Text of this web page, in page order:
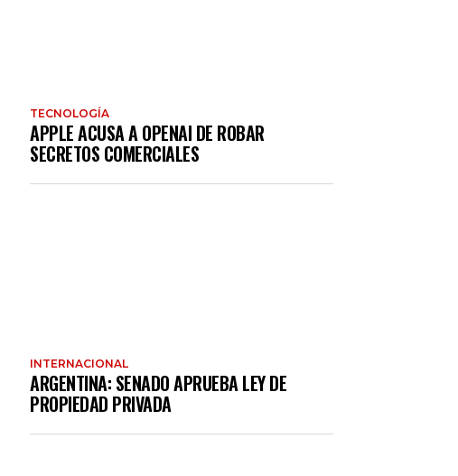
TECNOLOGÍA
APPLE ACUSA A OPENAI DE ROBAR
SECRETOS COMERCIALES
INTERNACIONAL
ARGENTINA: SENADO APRUEBA LEY DE
PROPIEDAD PRIVADA